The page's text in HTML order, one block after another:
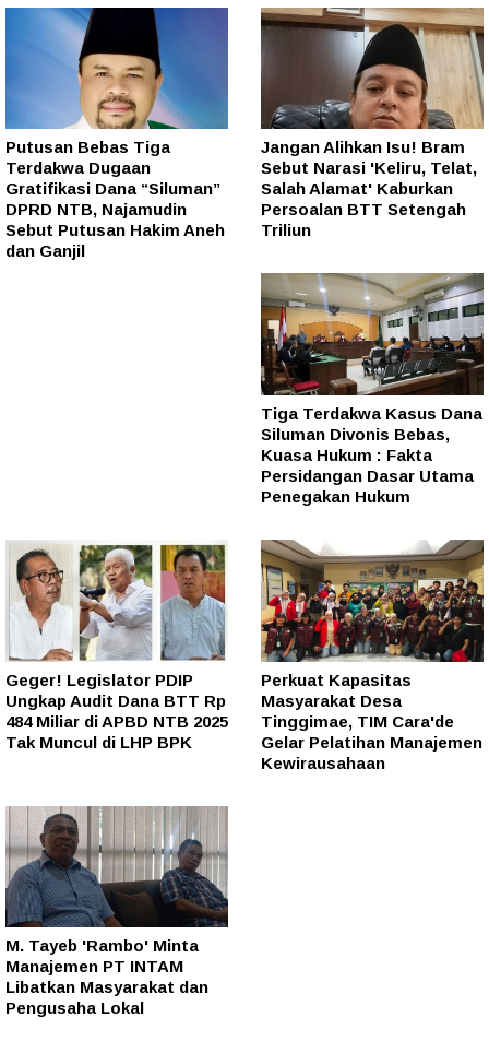
Putusan Bebas Tiga
Terdakwa Dugaan
Gratifikasi Dana “Siluman”
DPRD NTB, Najamudin
Sebut Putusan Hakim Aneh
dan Ganjil
Jangan Alihkan Isu! Bram
Sebut Narasi 'Keliru, Telat,
Salah Alamat' Kaburkan
Persoalan BTT Setengah
Triliun
Tiga Terdakwa Kasus Dana
Siluman Divonis Bebas,
Kuasa Hukum : Fakta
Persidangan Dasar Utama
Penegakan Hukum
Geger! Legislator PDIP
Ungkap Audit Dana BTT Rp
484 Miliar di APBD NTB 2025
Tak Muncul di LHP BPK
Perkuat Kapasitas
Masyarakat Desa
Tinggimae, TIM Cara'de
Gelar Pelatihan Manajemen
Kewirausahaan
M. Tayeb 'Rambo' Minta
Manajemen PT INTAM
Libatkan Masyarakat dan
Pengusaha Lokal